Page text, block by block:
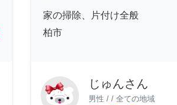
家の掃除、片付け全般
柏市
じゅんさん
男性 / / 全ての地域